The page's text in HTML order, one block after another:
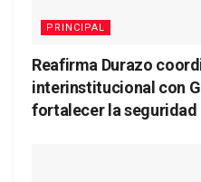
PRINCIPAL
Reafirma Durazo
interinstitucional con
fortalecer la seguridad